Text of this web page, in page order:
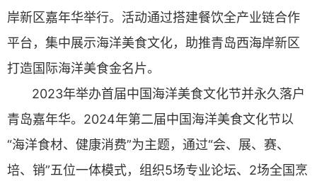
岸新区嘉年华举行。活动通过搭建餐饮全产业链合作
平台，集中展示海洋美食文化，助推青岛西海岸新区
打造国际海洋美食金名片。
2023年举办首届中国海洋美食文化节并永久落户
青岛嘉年华。2024年第二届中国海洋美食文化节以
“海洋食材、健康消费”为主题，通过“会、展、赛、
培、销”五位一体模式，组织5场专业论坛、2场全国烹